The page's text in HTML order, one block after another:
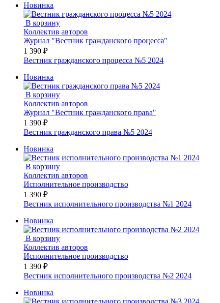
Новинка
В корзину
Коллектив авторов
Журнал "Вестник гражданского процесса"
1 390 ₽
Вестник гражданского процесса №5 2024
Новинка
В корзину
Коллектив авторов
Журнал "Вестник гражданского права"
1 390 ₽
Вестник гражданского права №5 2024
Новинка
В корзину
Коллектив авторов
Исполнительное производство
1 390 ₽
Вестник исполнительного производства №1 2024
Новинка
В корзину
Коллектив авторов
Исполнительное производство
1 390 ₽
Вестник исполнительного производства №2 2024
Новинка